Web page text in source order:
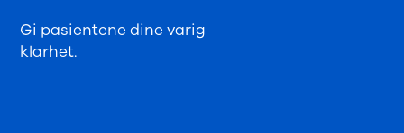
Gi pasientene dine varig
klarhet.